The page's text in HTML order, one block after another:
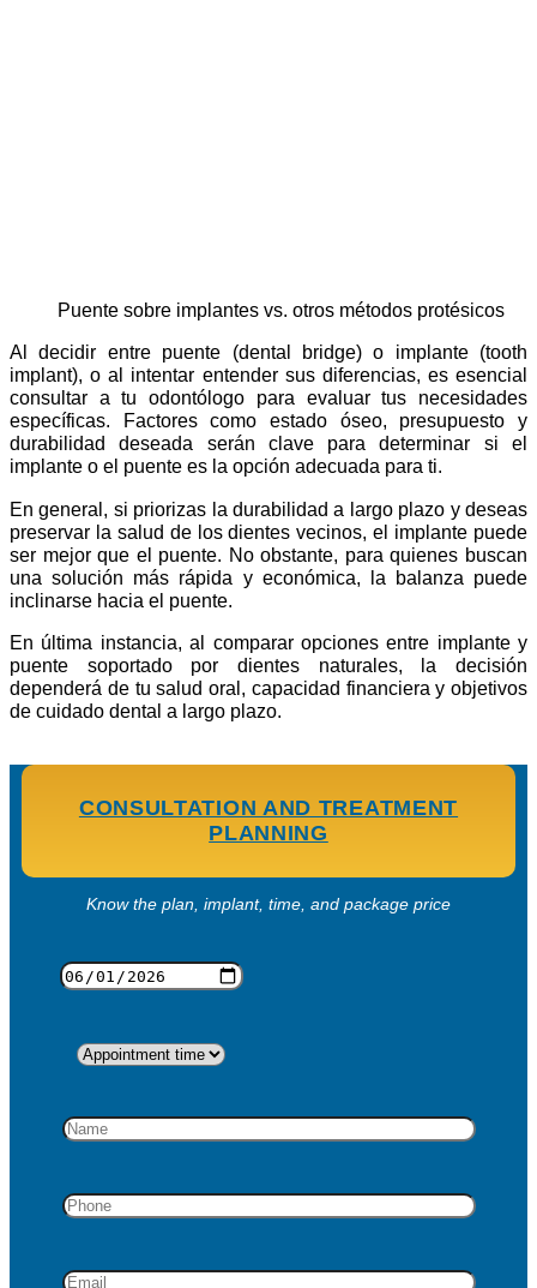
Puente sobre implantes vs. otros métodos protésicos
Al decidir entre puente (dental bridge) o implante (tooth
implant), o al intentar entender sus diferencias, es esencial
consultar a tu odontólogo para evaluar tus necesidades
específicas. Factores como estado óseo, presupuesto y
durabilidad deseada serán clave para determinar si el
implante o el puente es la opción adecuada para ti.
En general, si priorizas la durabilidad a largo plazo y deseas
preservar la salud de los dientes vecinos, el implante puede
ser mejor que el puente. No obstante, para quienes buscan
una solución más rápida y económica, la balanza puede
inclinarse hacia el puente.
En última instancia, al comparar opciones entre implante y
puente soportado por dientes naturales, la decisión
dependerá de tu salud oral, capacidad financiera y objetivos
de cuidado dental a largo plazo.
CONSULTATION AND TREATMENT
PLANNING
Know the plan, implant, time, and package price